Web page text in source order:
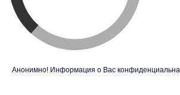
Анонимно! Информация о Вас конфиденциальна.